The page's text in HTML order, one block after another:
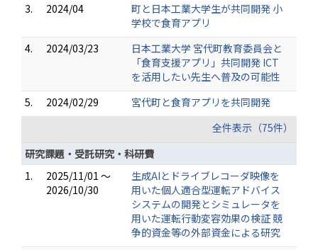
3.
2024/04
町と日本工業大学生が共同開発 小
学校で食育アプリ
4.
2024/03/23
日本工業大学 宮代町教育委員会と
「食育支援アプリ」共同開発 ICT
を活用したい先生へ普及の可能性
5.
2024/02/29
宮代町と食育アプリを共同開発
全件表示（75件）
研究課題・受託研究・科研費
1.
2025/11/01 ～
2026/10/30
生成AIとドライブレコーダ映像を
用いた個人適合型運転アドバイス
システムの開発とシミュレータを
用いた運転行動変容効果の検証 競
争的資金等の外部資金による研究